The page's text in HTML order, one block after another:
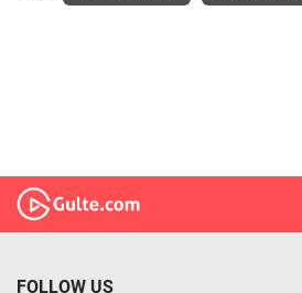
FOLLOW US